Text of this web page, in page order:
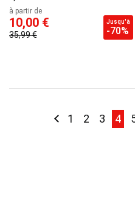
à partir de
10,00 €
35,99 €
Jusqu'à
-70%
PagePage
Précédent
Page
1 Page
2 Page
3 4